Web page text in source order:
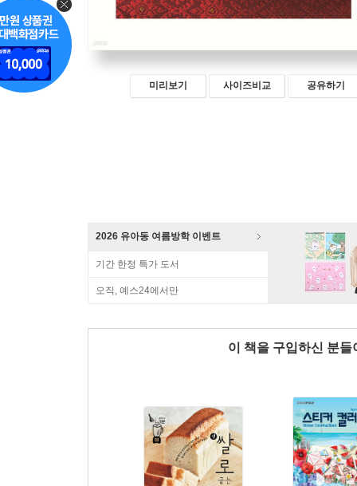
미리보기 사이즈비교 공유하기
2026 유아동 여름방학 이벤트
기간 한정 특가 도서
오직, 예스24에서만
이 책을 구입하신 분